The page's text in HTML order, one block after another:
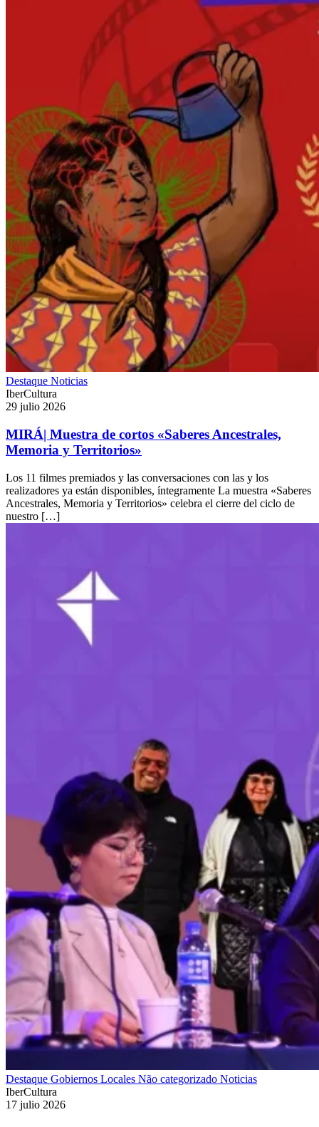
Destaque Noticias
IberCultura
29 julio 2026
MIRÁ| Muestra de cortos «Saberes Ancestrales,
Memoria y Territorios»
Los 11 filmes premiados y las conversaciones con las y los
realizadores ya están disponibles, íntegramente La muestra «Saberes
Ancestrales, Memoria y Territorios» celebra el cierre del ciclo de
nuestro […]
Destaque Gobiernos Locales Não categorizado Noticias
IberCultura
17 julio 2026